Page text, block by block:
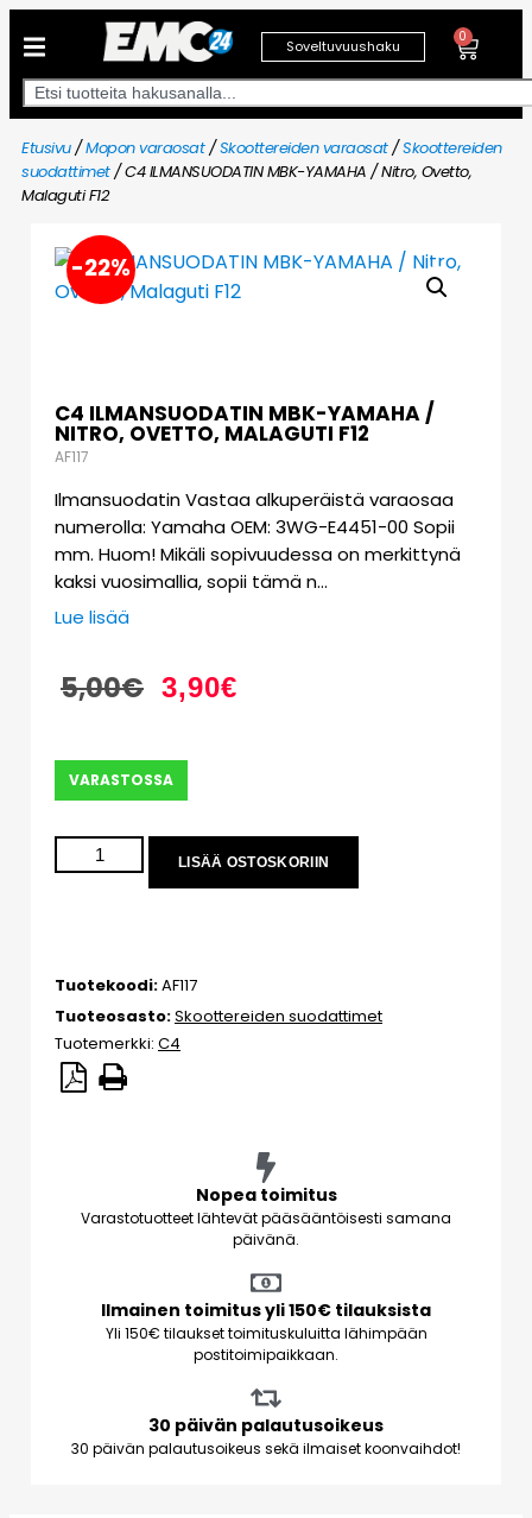
Soveltuvuushaku
0
Etusivu/Mopon varaosat/Skoottereiden varaosat/Skoottereiden
suodattimet/ C4 ILMANSUODATIN MBK-YAMAHA / Nitro, Ovetto,
Malaguti F12
-22%
C4 ILMANSUODATIN MBK-YAMAHA /
NITRO, OVETTO, MALAGUTI F12
AF117
Ilmansuodatin Vastaa alkuperäistä varaosaa
numerolla: Yamaha OEM: 3WG-E4451-00 Sopii
mm. Huom! Mikäli sopivuudessa on merkittynä
kaksi vuosimallia, sopii tämä n…
Lue lisää
5,00€ 3,90€
VARASTOSSA
LISÄÄ OSTOSKORIIN
Tuotekoodi:AF117
Tuoteosasto:Skoottereiden suodattimet
Tuotemerkki: C4
Nopea toimitus
Varastotuotteet lähtevät pääsääntöisesti samana
päivänä.
Ilmainen toimitus yli 150€ tilauksista
Yli 150€ tilaukset toimituskuluitta lähimpään
postitoimipaikkaan.
30 päivän palautusoikeus
30 päivän palautusoikeus sekä ilmaiset koonvaihdot!